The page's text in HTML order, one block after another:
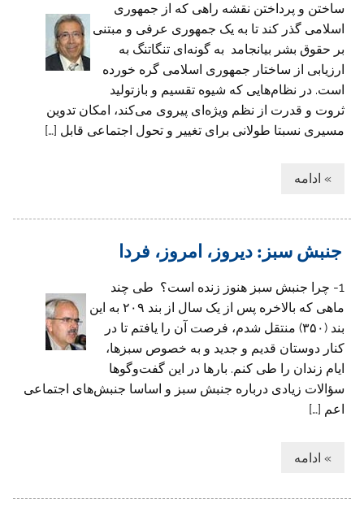
ساختن و پرداختن نقشه راهی ‌که از جمهوری
اسلامی گذر کند تا به یک جمهوری عرفی و مبتنی
‌بر حقوق بشر بیانجامد به گونه‌ای تنگاتنگ به
ارزیابی از ساختار جمهوری اسلامی گره خورده
است. در نظام‌هایی‌ که شیوه تقسیم و بازتولید
ثروت و قدرت از نظم ویژه‌ای پیروی می‌کند، امکان تدوین
مسیری نسبتا طولانی ‌برای تغییر و تحول اجتماعی قابل […]
» ادامه
جنبش سبز: دیروز، امروز، فردا
1- چرا جنبش سبز هنوز زنده است؟ ‌ طی چند
ماهی که بالاخره پس از یک سال از بند ۲۰۹ به این
بند (۳۵۰) منتقل شدم، فرصت آن را یافتم تا در
کنار دوستان قدیم و جدید و به خصوص سبزها،
ایام زندان را طی کنم. بارها در این گفت‌وگوها
سؤالات زیادی درباره جنبش سبز و اساسا جنبش‌های اجتماعی
اعم […]
» ادامه